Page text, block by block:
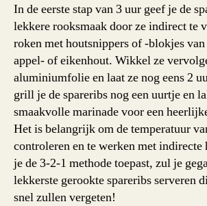
In de eerste stap van 3 uur geef je de
lekkere rooksmaak door ze indirect te
roken met houtsnippers of -blokjes
appel- of eikenhout. Wikkel ze
aluminiumfolie en laat ze nog eens 2
grill je de spareribs nog een uurtje en
smaakvolle marinade voor een
Het is belangrijk om de temperatuur
controleren en te werken met
je de 3-2-1 methode toepast, zul je
lekkerste gerookte spareribs serveren
snel zullen vergeten!